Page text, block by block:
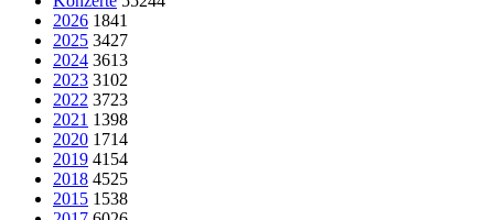
2026 1841
2025 3427
2024 3613
2023 3102
2022 3723
2021 1398
2020 1714
2019 4154
2018 4525
2015 1538